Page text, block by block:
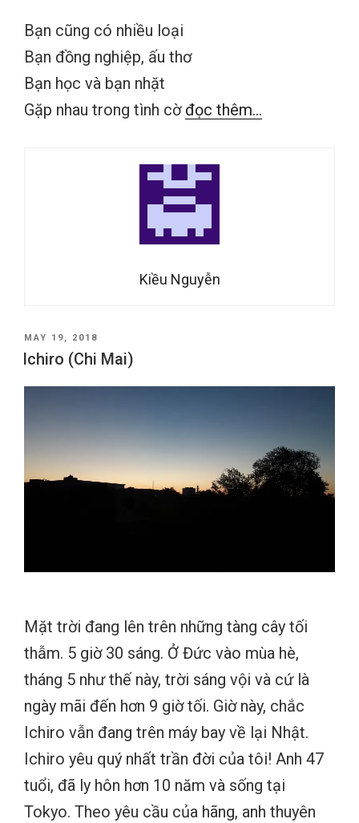
Bạn cũng có nhiều loại
Bạn đồng nghiệp, ấu thơ
Bạn học và bạn nhặt
Gặp nhau trong tình cờ đọc thêm...
Kiều Nguyễn
POSTED
ON
MAY 19, 2018
Ichiro (Chi Mai)
Mặt trời đang lên trên những tàng cây tối
thẫm. 5 giờ 30 sáng. Ở Đức vào mùa hè,
tháng 5 như thế này, trời sáng vội và cứ là
ngày mãi đến hơn 9 giờ tối. Giờ này, chắc
Ichiro vẫn đang trên máy bay về lại Nhật.
Ichiro yêu quý nhất trần đời của tôi! Anh 47
tuổi, đã ly hôn hơn 10 năm và sống tại
Tokyo. Theo yêu cầu của hãng, anh thuyên